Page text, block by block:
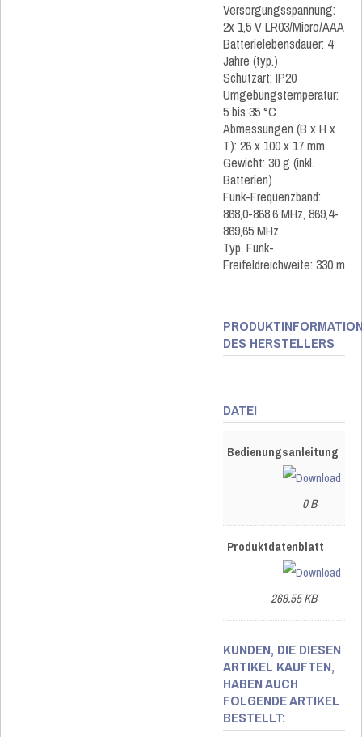
Versorgungsspannung:
2x 1,5 V LR03/Micro/AAA
Batterielebensdauer: 4
Jahre (typ.)
Schutzart: IP20
Umgebungstemperatur:
5 bis 35 °C
Abmessungen (B x H x
T): 26 x 100 x 17 mm
Gewicht: 30 g (inkl.
Batterien)
Funk-Frequenzband:
868,0-868,6 MHz, 869,4-
869,65 MHz
Typ. Funk-
Freifeldreichweite: 330 m
DES HERSTELLERS
DATEI
Bedienungsanleitung
0 B
Produktdatenblatt
268.55 KB
KUNDEN, DIE DIESEN
ARTIKEL KAUFTEN,
HABEN AUCH
FOLGENDE ARTIKEL
BESTELLT: